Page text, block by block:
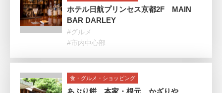
ホテル日航プリンセス京都2F MAIN
BAR DARLEY
#グルメ
#市内中心部
食・グルメ・ショッピング